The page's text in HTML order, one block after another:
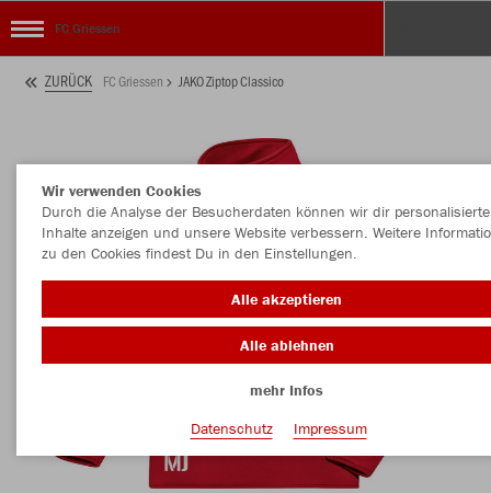
FC Griessen
ZURÜCK FC Griessen JAKO Ziptop Classico
Wir verwenden Cookies
Durch die Analyse der Besucherdaten können wir dir personalisierte
Inhalte anzeigen und unsere Website verbessern. Weitere
zu den Cookies findest Du in den Einstellungen.
Alle akzeptieren
Alle ablehnen
mehr Infos
Datenschutz
Impressum